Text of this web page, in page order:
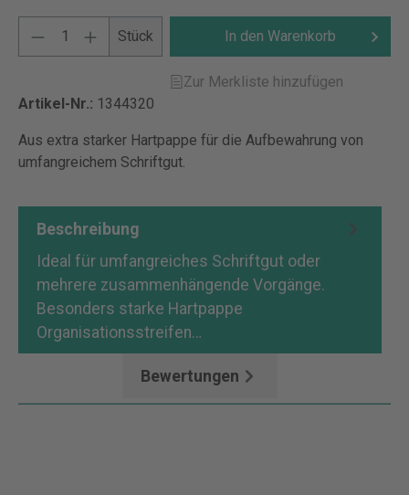
Stück In den Warenkorb
Zur Merkliste hinzufügen
Artikel-Nr.: 1344320
Aus extra starker Hartpappe für die Aufbewahrung von
umfangreichem Schriftgut.
Beschreibung
Ideal für umfangreiches Schriftgut oder
mehrere zusammenhängende Vorgänge.
Besonders starke Hartpappe
Organisationsstreifen…
Bewertungen